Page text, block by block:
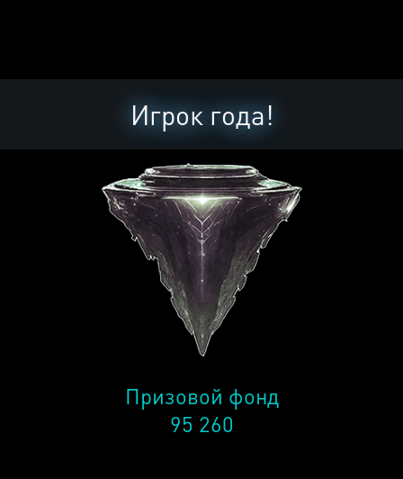
Игрок года!
Призовой фонд
95 260